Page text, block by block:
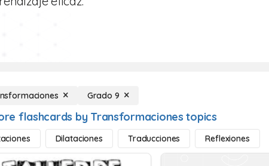
Grado 9
flashcards by Transformaciones topics
Dilataciones Traducciones Reflexiones